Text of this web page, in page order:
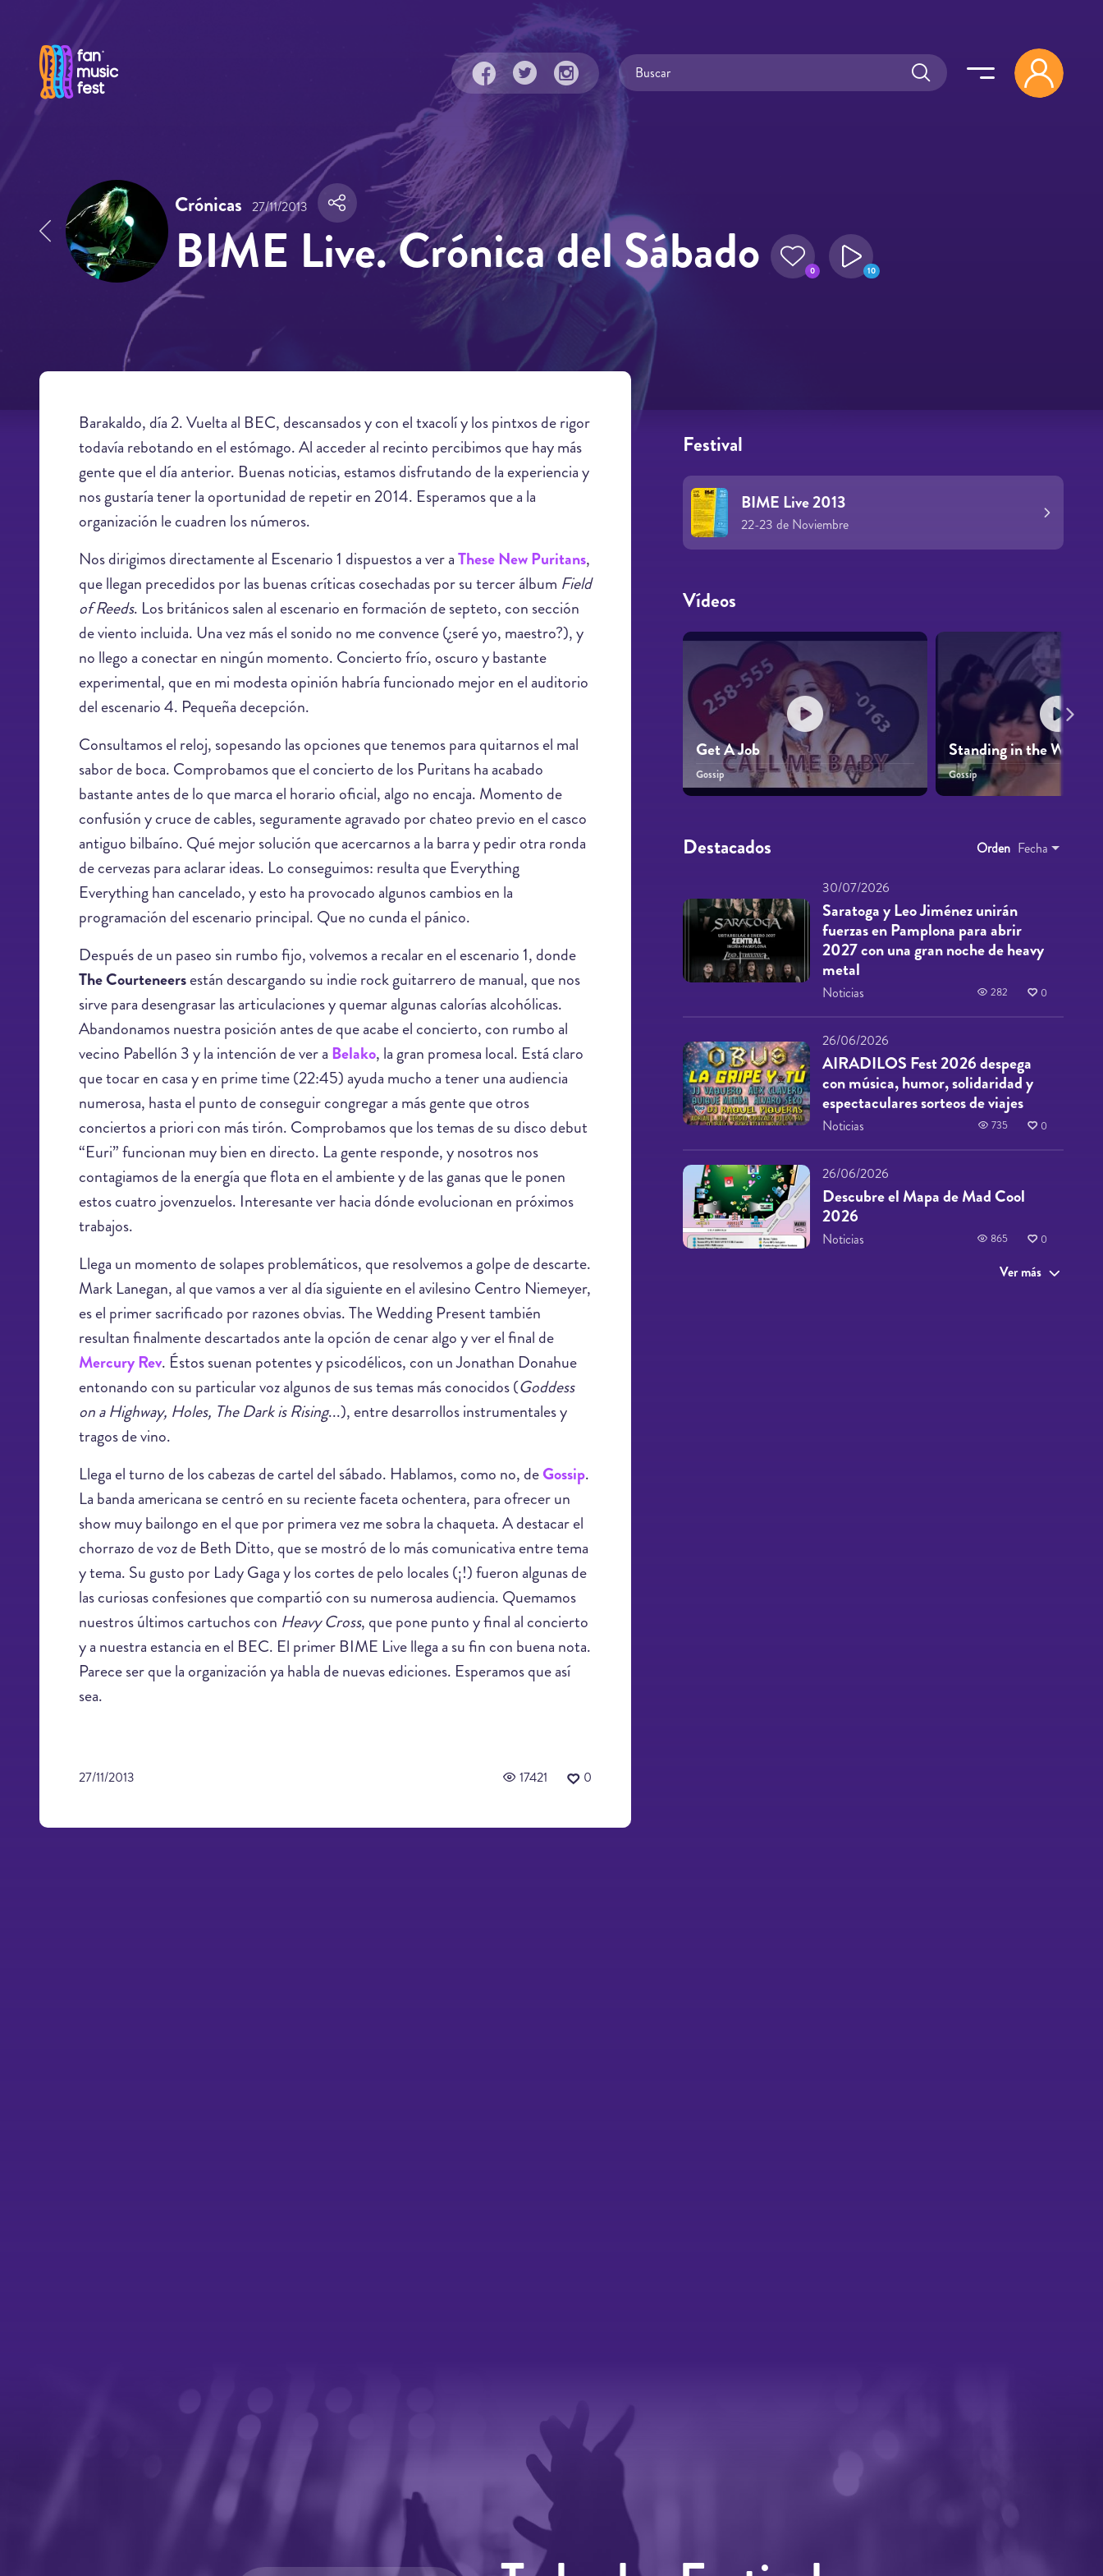
Crónicas 27/11/2013
BIME Live. Crónica del Sábado 0 10
Barakaldo, día 2. Vuelta al BEC, descansados y con el txacolí y los pintxos de rigor
todavía rebotando en el estómago. Al acceder al recinto percibimos que hay más
gente que el día anterior. Buenas noticias, estamos disfrutando de la experiencia y
nos gustaría tener la oportunidad de repetir en 2014. Esperamos que a la
organización le cuadren los números.
Nos dirigimos directamente al Escenario 1 dispuestos a ver aThese New Puritans,
que llegan precedidos por las buenas críticas cosechadas por su tercer álbum Field
of Reeds. Los británicos salen al escenario en formación de septeto, con sección
de viento incluida. Una vez más el sonido no me convence (¿seré yo, maestro?), y
no llego a conectar en ningún momento. Concierto frío, oscuro y bastante
experimental, que en mi modesta opinión habría funcionado mejor en el auditorio
del escenario 4. Pequeña decepción.
Consultamos el reloj, sopesando las opciones que tenemos para quitarnos el mal
sabor de boca. Comprobamos que el concierto de los Puritans ha acabado
bastante antes de lo que marca el horario oficial, algo no encaja. Momento de
confusión y cruce de cables, seguramente agravado por chateo previo en el casco
antiguo bilbaíno. Qué mejor solución que acercarnos a la barra y pedir otra ronda
de cervezas para aclarar ideas. Lo conseguimos: resulta que Everything
Everything han cancelado, y esto ha provocado algunos cambios en la
programación del escenario principal. Que no cunda el pánico.
Después de un paseo sin rumbo fijo, volvemos a recalar en el escenario 1, donde
The Courteneersestán descargando su indie rock guitarrero de manual, que nos
sirve para desengrasar las articulaciones y quemar algunas calorías alcohólicas.
Abandonamos nuestra posición antes de que acabe el concierto, con rumbo al
vecino Pabellón 3 y la intención de ver a Belako, la gran promesa local. Está claro
que tocar en casa y en prime time (22:45) ayuda mucho a tener una audiencia
numerosa, hasta el punto de conseguir congregar a más gente que otros
conciertos a priori con más tirón. Comprobamos que los temas de su disco debut
“Euri” funcionan muy bien en directo. La gente responde, y nosotros nos
contagiamos de la energía que flota en el ambiente y de las ganas que le ponen
estos cuatro jovenzuelos. Interesante ver hacia dónde evolucionan en próximos
trabajos.
Llega un momento de solapes problemáticos, que resolvemos a golpe de descarte.
Mark Lanegan, al que vamos a ver al día siguiente en el avilesino Centro Niemeyer,
es el primer sacrificado por razones obvias. The Wedding Present también
resultan finalmente descartados ante la opción de cenar algo y ver el final de
Mercury Rev. Éstos suenan potentes y psicodélicos, con un Jonathan Donahue
entonando con su particular voz algunos de sus temas más conocidos (Goddess
on a Highway, Holes, The Dark is Rising...), entre desarrollos instrumentales y
tragos de vino.
Llega el turno de los cabezas de cartel del sábado. Hablamos, como no, deGossip.
La banda americana se centró en su reciente faceta ochentera, para ofrecer un
show muy bailongo en el que por primera vez me sobra la chaqueta. A destacar el
chorrazo de voz de Beth Ditto, que se mostró de lo más comunicativa entre tema
y tema. Su gusto por Lady Gaga y los cortes de pelo locales (¡!) fueron algunas de
las curiosas confesiones que compartió con su numerosa audiencia. Quemamos
nuestros últimos cartuchos con Heavy Cross, que pone punto y final al concierto
y a nuestra estancia en el BEC. El primer BIME Live llega a su fin con buena nota.
Parece ser que la organización ya habla de nuevas ediciones. Esperamos que así
sea.
27/11/2013 17421 0
Festival
22-23 de Noviembre
BIME Live 2013
Vídeos
Get A Job
Gossip
Standing in the Way of
Gossip
Destacados Orden Fecha
30/07/2026
Saratoga y Leo Jiménez unirán
fuerzas en Pamplona para abrir
2027 con una gran noche de heavy
metal
Noticias 282 0
26/06/2026
AIRADILOS Fest 2026 despega
con música, humor, solidaridad y
espectaculares sorteos de viajes
Noticias 735 0
26/06/2026
Descubre el Mapa de Mad Cool
2026
Noticias 865 0
Ver más